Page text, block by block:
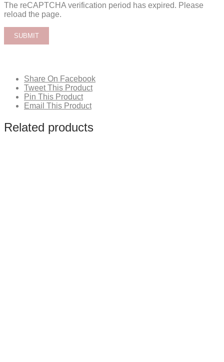
The reCAPTCHA verification period has expired. Please
reload the page.
Share On Facebook
Tweet This Product
Pin This Product
Email This Product
Related products